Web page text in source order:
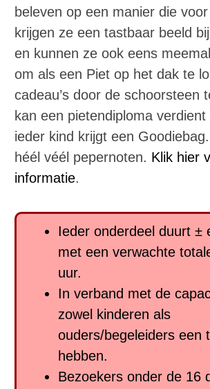
beleven op een manier die
krijgen ze een tastbaar beeld
en kunnen ze ook eens
om als een Piet op het dak te
cadeau’s door de schoorsteen
kan een pietendiploma
ieder kind krijgt een
héél véél pepernoten. Klik hier
informatie.
Ieder onderdeel duurt ±
met een verwachte
uur.
In verband met de
zowel kinderen als
ouders/begeleiders een
hebben.
Bezoekers onder de 16